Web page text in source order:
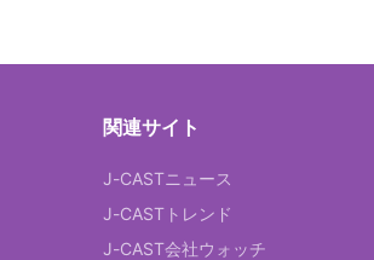
関連サイト
J-CASTニュース
J-CASTトレンド
J-CAST会社ウォッチ